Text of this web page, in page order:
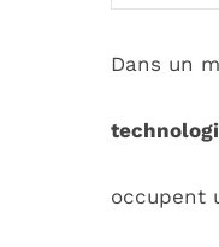
Dans un
occupent